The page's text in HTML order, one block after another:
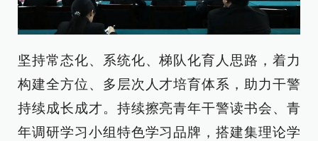
坚持常态化、系统化、梯队化育人思路，着力
构建全方位、多层次人才培育体系，助力干警
持续成长成才。持续擦亮青年干警读书会、青
年调研学习小组特色学习品牌，搭建集理论学